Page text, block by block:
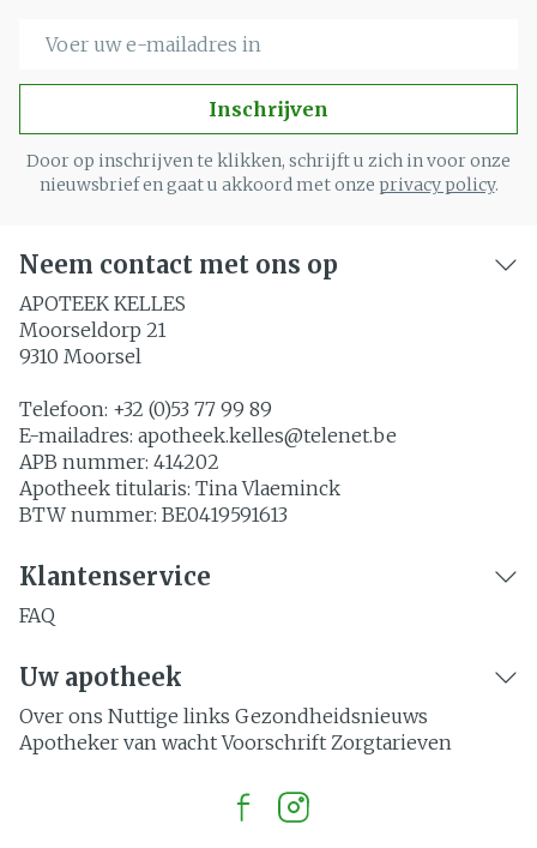
Inschrijven
Door op inschrijven te klikken, schrijft u zich in voor onze
nieuwsbrief en gaat u akkoord met onze privacy policy.
Neem contact met ons op
APOTEEK KELLES
Moorseldorp 21
9310 Moorsel
Telefoon: +32 (0)53 77 99 89
E-mailadres: apotheek.kelles@telenet.be
APB nummer: 414202
Apotheek titularis: Tina Vlaeminck
BTW nummer: BE0419591613
Klantenservice
FAQ
Uw apotheek
Over ons Nuttige links Gezondheidsnieuws
Apotheker van wacht Voorschrift Zorgtarieven